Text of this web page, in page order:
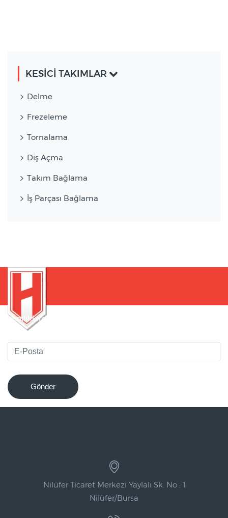
KESİCİ TAKIMLAR
Delme
Frezeleme
Tornalama
Diş Açma
Takım Bağlama
İş Parçası Bağlama
Yeniliklerden haberdar olmak için bültenimize kaydolun
Gönder
Nilüfer Ticaret Merkezi Yaylalı Sk. No : 1
Nilüfer/Bursa